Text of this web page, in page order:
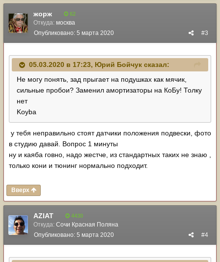
жорж 62
Откуда: москва
#3
Опубликовано: 5 марта 2020
05.03.2020 в 17:23, Юрий Бойчук сказал:
Не могу понять, зад прыгает на подушках как мячик,
сильные пробои? Заменил амортизаторы на КоБу! Толку
нет
Koyba
у тебя неправильно стоят датчики положения подвески, фото
в студию давай. Вопрос 1 минуты
ну и каяба говно, надо жестче, из стандартных таких не знаю ,
только кони и тюнинг нормально подходит.
Вверх
AZIAT 4430
Откуда: Сочи Красная Поляна
#4
Опубликовано: 5 марта 2020